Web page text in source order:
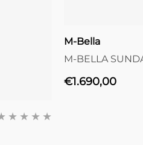
Anbieter:
M-Bella
M-BELLA
Normaler
€1.690,00